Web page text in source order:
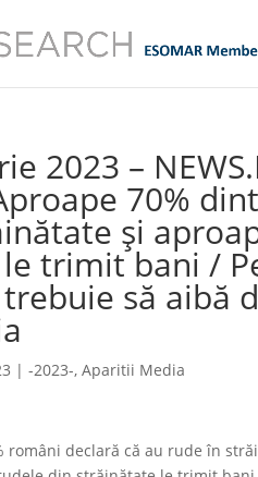
2023 –
70%
şi
trimit bani /
să aibă
|-2023-,Aparitii Media
români declară că au rude în